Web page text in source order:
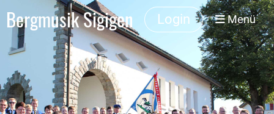
Bergmusik Sigigen Login Menü